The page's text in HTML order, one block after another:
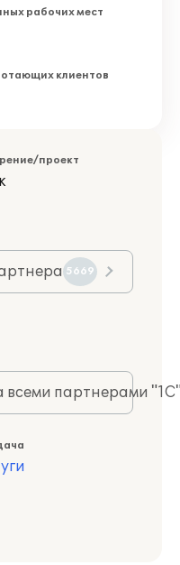
рабочих мест
клиентов
проект
5669
всеми партнерами